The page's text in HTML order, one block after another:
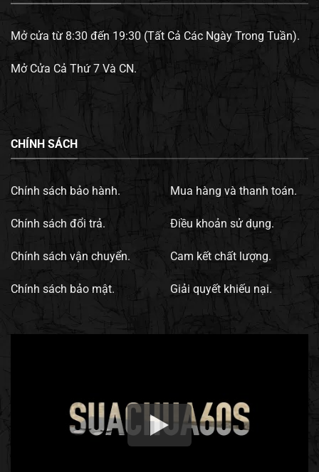
Mở cửa từ 8:30 đến 19:30 (Tất Cả Các Ngày Trong Tuần).
Mở Cửa Cả Thứ 7 Và CN.
CHÍNH SÁCH
Chính sách bảo hành.
Chính sách đổi trả.
Chính sách vận chuyển.
Chính sách bảo mật.
Mua hàng và thanh toán.
Điều khoản sử dụng.
Cam kết chất lượng.
Giải quyết khiếu nại.